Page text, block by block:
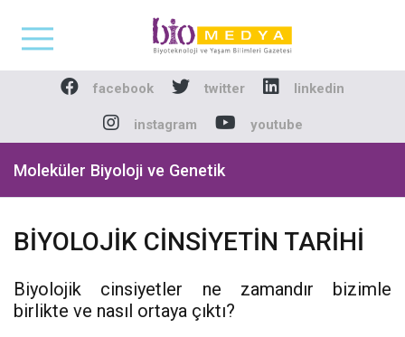
Biomedya -
facebook twitter linkedin
instagram youtube
Moleküler Biyoloji ve Genetik
BİYOLOJİK CİNSİYETİN TARİHİ
Biyolojik cinsiyetler ne zamandır bizimle
birlikte ve nasıl ortaya çıktı?